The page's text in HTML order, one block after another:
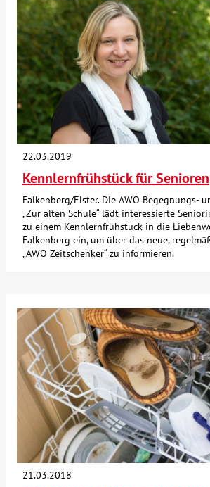
22.03.2019
Kennlernfrühstück für Senioren
Falkenberg/Elster. Die AWO Begegnungs-
„Zur alten Schule“ lädt interessierte
zu einem Kennlernfrühstück in die
Falkenberg ein, um über das neue,
„AWO Zeitschenker“ zu informieren.
21.03.2018